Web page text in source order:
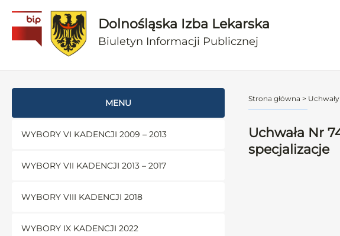
Dolnośląska Izba Lekarska
Biuletyn Informacji Publicznej
MENU
WYBORY VI KADENCJI 2009 – 2013
WYBORY VII KADENCJI 2013 – 2017
WYBORY VIII KADENCJI 2018
WYBORY IX KADENCJI 2022
Strona główna >
Uchwała Nr
specjalizacje